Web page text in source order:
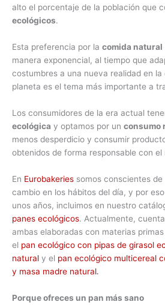
alto el porcentaje de la población que
ecológicos.
Esta preferencia por la comida natural
manera exponencial, al tiempo que
costumbres a una nueva realidad en la
planeta es el tema más importante a
Los consumidores de la era actual
ecológica y optamos por un consumo
menos desperdicio y consumir
obtenidos de forma responsable con el
En Eurobakeries somos conscientes
cambio en los hábitos del día, y por
unos años, incluimos en nuestro
panes ecológicos. Actualmente,
ambas elaboradas con materias
el pan ecológico con pipas de girasol
natural y el pan ecológico multicereal
y masa madre natural.
Porque ofreces un pan más sano